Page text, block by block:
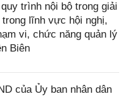
trình nội bộ trong giải
lĩnh vực hội nghị,
vi, chức năng quản lý
Biên
của Ủy ban nhân dân